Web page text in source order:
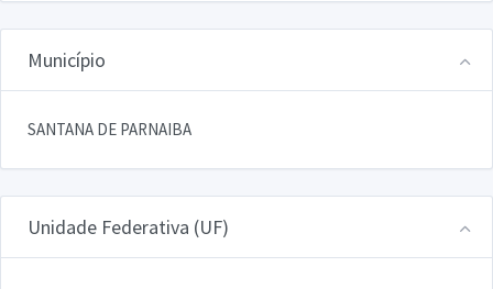
Município
SANTANA DE PARNAIBA
Unidade Federativa (UF)